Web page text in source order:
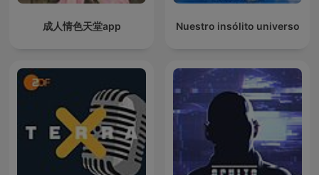
成人情色天堂app Nuestro insólito universo